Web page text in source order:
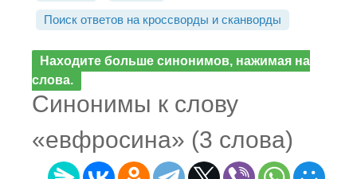
Поиск ответов на кроссворды и сканворды
Находите больше синонимов, нажимая на
слова.
Синонимы к слову
«евфросина» (3 слова)